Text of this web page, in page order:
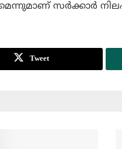
സര്‍ക്കാര്‍
Tweet